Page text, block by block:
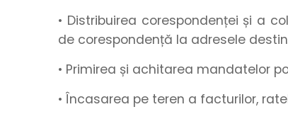
• Distribuirea corespondenței și a
de corespondență la adresele
• Primirea și achitarea mandatelor
• Încasarea pe teren a facturilor,